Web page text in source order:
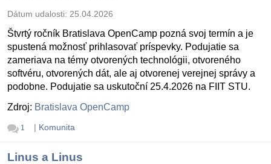
Dátum udalosti: 25.04.2026
Štvrtý ročník Bratislava OpenCamp pozná svoj termín a je
spustená možnosť prihlasovať príspevky. Podujatie sa
zameriava na témy otvorených technológii, otvoreného
softvéru, otvorených dát, ale aj otvorenej verejnej správy a
podobne. Podujatie sa uskutoční 25.4.2026 na FIIT STU.
Zdroj: Bratislava OpenCamp
1 | Komunita
Linus a Linus